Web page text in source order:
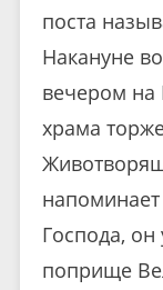
поста
Накануне
вечером
храма
Господа,
поприще